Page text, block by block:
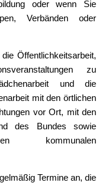
oder wenn Sie
Verbänden oder
Öffentlichkeitsarbeit,
zu
und die
mit den örtlichen
vor Ort, mit den
des Bundes sowie
kommunalen
Termine an, die